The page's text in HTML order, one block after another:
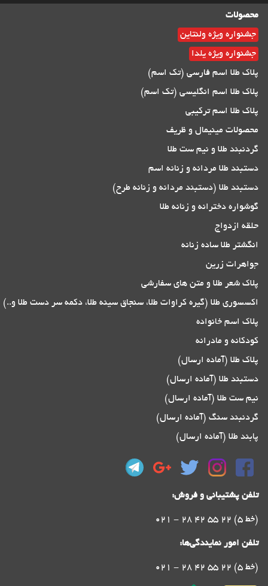
محصولات
جشنواره ویژه ولنتاین
جشنواره ویژه یلدا
پلاک طلا اسم فارسی (تک اسم)
پلاک طلا اسم انگلیسی (تک اسم)
پلاک طلا اسم ترکیبی
محصولات مینیمال و ظریف
گردنبند طلا و نیم ست طلا
دستبند طلا مردانه و زنانه اسم
دستبند طلا (دستبند مردانه و زنانه طرح)
گوشواره دخترانه و زنانه طلا
حلقه ازدواج
انگشتر طلا ساده زنانه
جواهرات زرین
پلاک شعر طلا و متن های سفارشی
اکسسوری طلا (گیره کراوات طلا، سنجاق سینه طلا، دکمه سر دست طلا و..)
پلاک اسم خانواده
کودکانه و مادرانه
پلاک طلا (آماده ارسال)
دستبند طلا (آماده ارسال)
نیم ست طلا (آماده ارسال)
گردنبند سنگ (آماده ارسال)
پابند طلا (آماده ارسال)
تلفن پشتیبانی و فروش:
021 - 28 42 55 22 (5 خط)
تلفن امور نمایندگی‌ها:
021 - 28 42 55 22 (5 خط)